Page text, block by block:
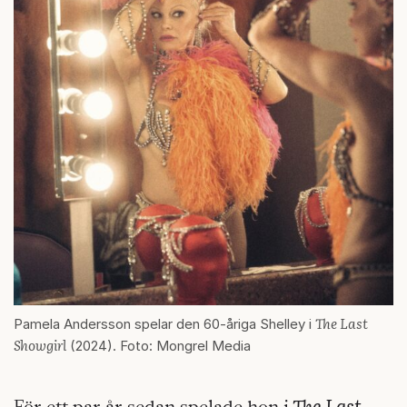
Pamela Andersson spelar den 60-åriga Shelley i The Last
Showgirl (2024). Foto: Mongrel Media